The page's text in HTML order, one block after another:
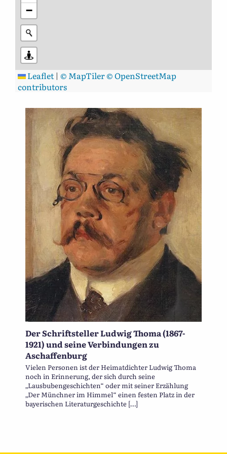
−
Leaflet | © MapTiler© OpenStreetMap
contributors
Der Schriftsteller Ludwig Thoma (1867-
1921) und seine Verbindungen zu
Aschaffenburg
Vielen Personen ist der Heimatdichter Ludwig Thoma
noch in Erinnerung, der sich durch seine
„Lausbubengeschichten“ oder mit seiner Erzählung
„Der Münchner im Himmel“ einen festen Platz in der
bayerischen Literaturgeschichte […]